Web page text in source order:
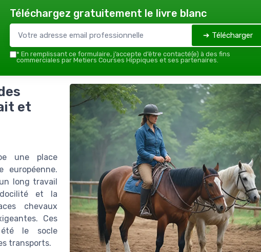
Téléchargez gratuitement le livre blanc
➔ Télécharger
* En remplissant ce formulaire, j’accepte d’être contacté(e) à des fins
commerciales par Metiers Courses Hippiques et ses partenaires.
et
une place
européenne.
long travail
et la
chevaux
Ces
le socle
transports.